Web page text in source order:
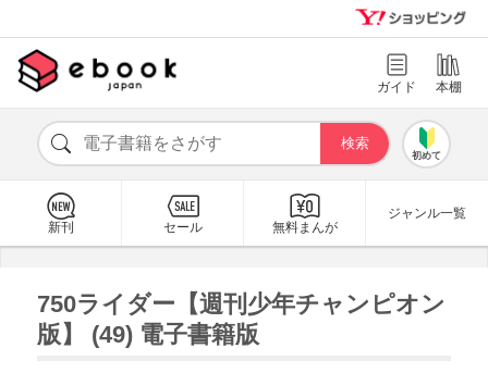
ガイド 本棚
初めて
新刊 セール 無料まんが
ジャンル一覧
750ライダー【週刊少年チャンピオン
版】 (49) 電子書籍版